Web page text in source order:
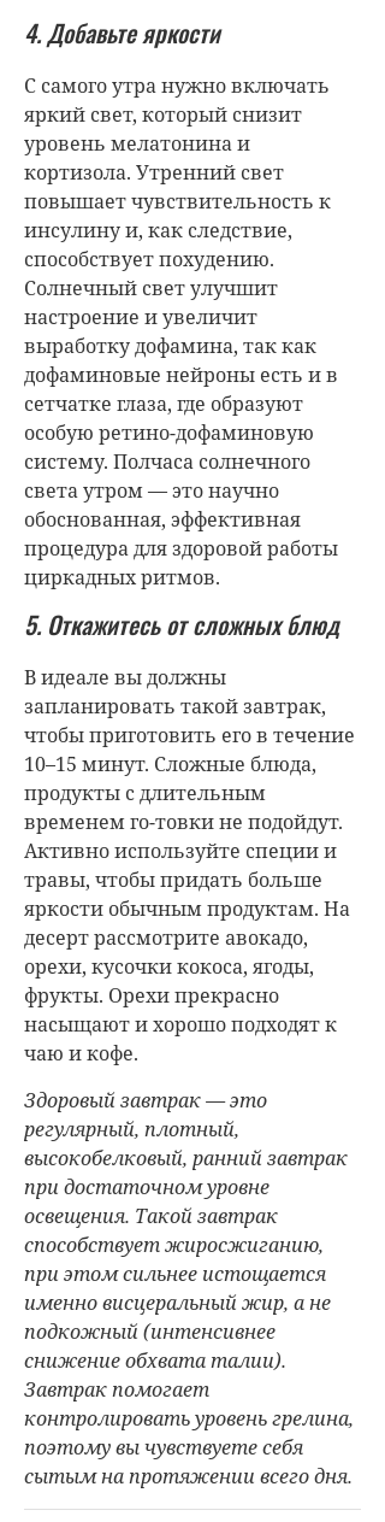
4. Добавьте яркости
С самого утра нужно включать
яркий свет, который снизит
уровень мелатонина и
кортизола. Утренний свет
повышает чувствительность к
инсулину и, как следствие,
способствует похудению.
Солнечный свет улучшит
настроение и увеличит
выработку дофамина, так как
дофаминовые нейроны есть и в
сетчатке глаза, где образуют
особую ретино-дофаминовую
систему. Полчаса солнечного
света утром — это научно
обоснованная, эффективная
процедура для здоровой работы
циркадных ритмов.
5. Откажитесь от сложных блюд
В идеале вы должны
запланировать такой завтрак,
чтобы приготовить его в течение
10–15 минут. Сложные блюда,
продукты с длительным
временем го-товки не подойдут.
Активно используйте специи и
травы, чтобы придать больше
яркости обычным продуктам. На
десерт рассмотрите авокадо,
орехи, кусочки кокоса, ягоды,
фрукты. Орехи прекрасно
насыщают и хорошо подходят к
чаю и кофе.
Здоровый завтрак — это
регулярный, плотный,
высокобелковый, ранний завтрак
при достаточном уровне
освещения. Такой завтрак
способствует жиросжиганию,
при этом сильнее истощается
именно висцеральный жир, а не
подкожный (интенсивнее
снижение обхвата талии).
Завтрак помогает
контролировать уровень грелина,
поэтому вы чувствуете себя
сытым на протяжении всего дня.